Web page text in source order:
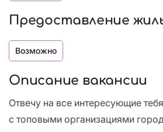
Предоставление
Возможно
Описание вакансии
Отвечу на все интересующие
с топовыми организациями